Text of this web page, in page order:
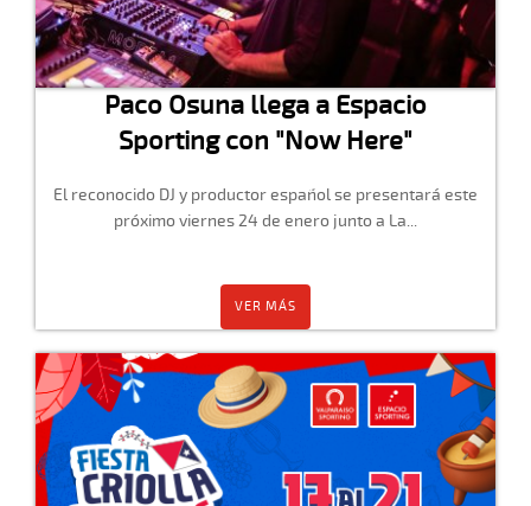
Paco Osuna llega a Espacio
Sporting con "Now Here"
El reconocido DJ y productor español se presentará este
próximo viernes 24 de enero junto a La...
VER MÁS